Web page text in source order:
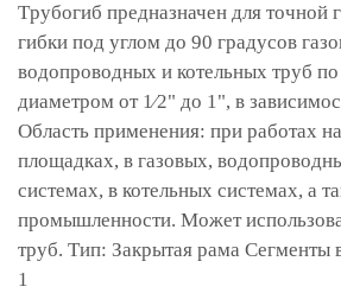
Тpубогиб предназначен для точной
гибки под углом до 90 градусов
водопроводных и котельных труб
диаметром от 1⁄2" до 1", в
Область применения: при работах
площадках, в газовых,
системах, в котельных системах, а
промышленности. Может
труб. Тип: Закрытая рама Сегменты в
1